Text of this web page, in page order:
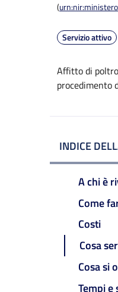
(
Servizio attivo
Affitto di
procedimento
INDICE
A chi è
Come
Costi
Cosa
Cosa si
Tempi e